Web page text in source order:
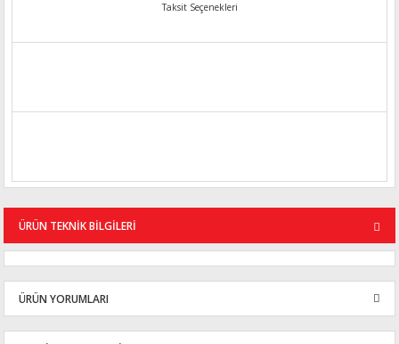
Taksit Seçenekleri
ÜRÜN TEKNİK BİLGİLERİ
ÜRÜN YORUMLARI